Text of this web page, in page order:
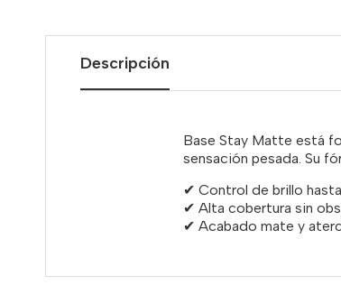
Descripción
Base Stay Matte está
sensación pesada. Su
✔ Control de brillo
✔ Alta cobertura sin
✔ Acabado mate y